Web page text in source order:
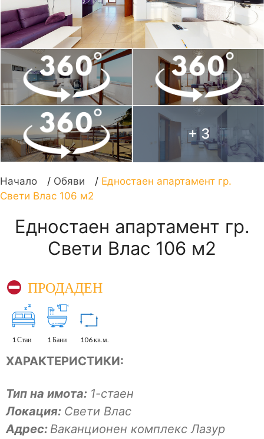
+ 3
Начало / Обяви / Едностаен апартамент гр.
Свети Влас 106 м2
Едностаен апартамент гр.
Свети Влас 106 м2
ПРОДАДЕН
1 Стаи 1 Бани 106 кв.м.
ХАРАКТЕРИСТИКИ:
Тип на имота: 1-стаен
Локация: Свети Влас
Адрес: Ваканционен комплекс Лазур